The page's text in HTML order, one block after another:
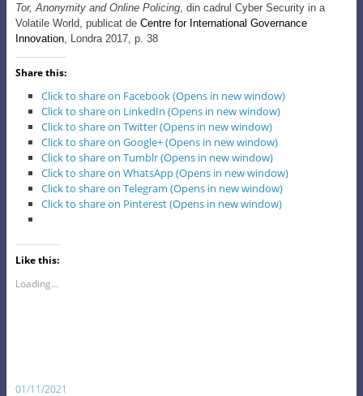
Tor, Anonymity and Online Policing, din cadrul Cyber Security in a
Volatile World , publicat de Centre for International Governance
Innovation, Londra 2017, p. 38
Share this:
Click to share on Facebook (Opens in new window)
Click to share on LinkedIn (Opens in new window)
Click to share on Twitter (Opens in new window)
Click to share on Google+ (Opens in new window)
Click to share on Tumblr (Opens in new window)
Click to share on WhatsApp (Opens in new window)
Click to share on Telegram (Opens in new window)
Click to share on Pinterest (Opens in new window)
Like this:
Loading...
01/11/2021